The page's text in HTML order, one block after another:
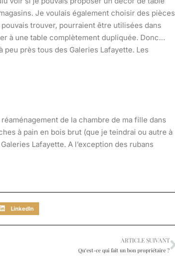
Je voulais également choisir des pièces
trouver, pourraient être utilisées dans
à une table complètement dupliquée. Donc…
près tous des Galeries Lafayette. Les
de la chambre de ma fille dans
à pain en bois brut (que je teindrai ou autre à
Lafayette. A l’exception des rubans
LinkedIn
ARTICLE SUIVANT
Qu’est-ce qui fait un bon propriétaire ?